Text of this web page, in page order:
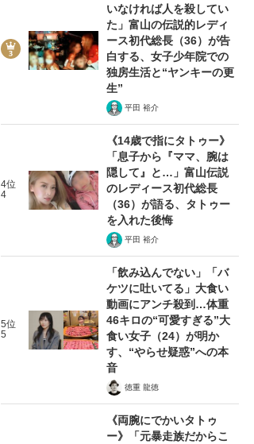
いなければ人を殺してい
た」富山の伝説的レディ
ース初代総長（36）が告
白する、女子少年院での
独房生活と“ヤンキーの更
生”
平田 裕介
4位
4
《14歳で指にタトゥー》
「息子から『ママ、腕は
隠して』と…」富山伝説
のレディース初代総長
（36）が語る、タトゥー
を入れた後悔
平田 裕介
5位
5
「飲み込んでない」「バ
ケツに吐いてる」大食い
動画にアンチ殺到…体重
46キロの“可愛すぎる”大
食い女子（24）が明か
す、“やらせ疑惑”への本
音
徳重 龍徳
《両腕にでかいタトゥ
ー》「元暴走族だからこ